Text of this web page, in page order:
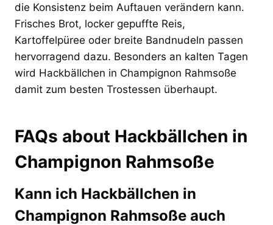
die Konsistenz beim Auftauen verändern kann.
Frisches Brot, locker gepuffte Reis,
Kartoffelpüree oder breite Bandnudeln passen
hervorragend dazu. Besonders an kalten Tagen
wird Hackbällchen in Champignon Rahmsoße
damit zum besten Trostessen überhaupt.
FAQs about Hackbällchen in
Champignon Rahmsoße
Kann ich Hackbällchen in
Champignon Rahmsoße auch